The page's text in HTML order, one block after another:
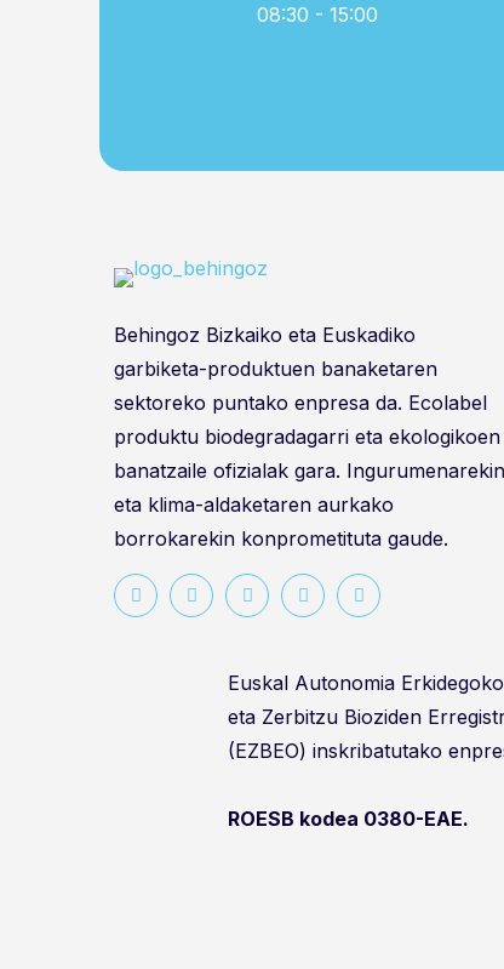
08:30 - 15:00
Behingoz Bizkaiko eta Euskadiko
garbiketa-produktuen banaketaren
sektoreko puntako enpresa da. Ecolabel
produktu biodegradagarri eta ekologikoen
banatzaile ofizialak gara. Ingurumenarekin
eta klima-aldaketaren aurkako
borrokarekin konprometituta gaude.
Euskal Autonomia
eta Zerbitzu Bioziden
(EZBEO) inskribatutako
ROESB kodea 0380-EAE.